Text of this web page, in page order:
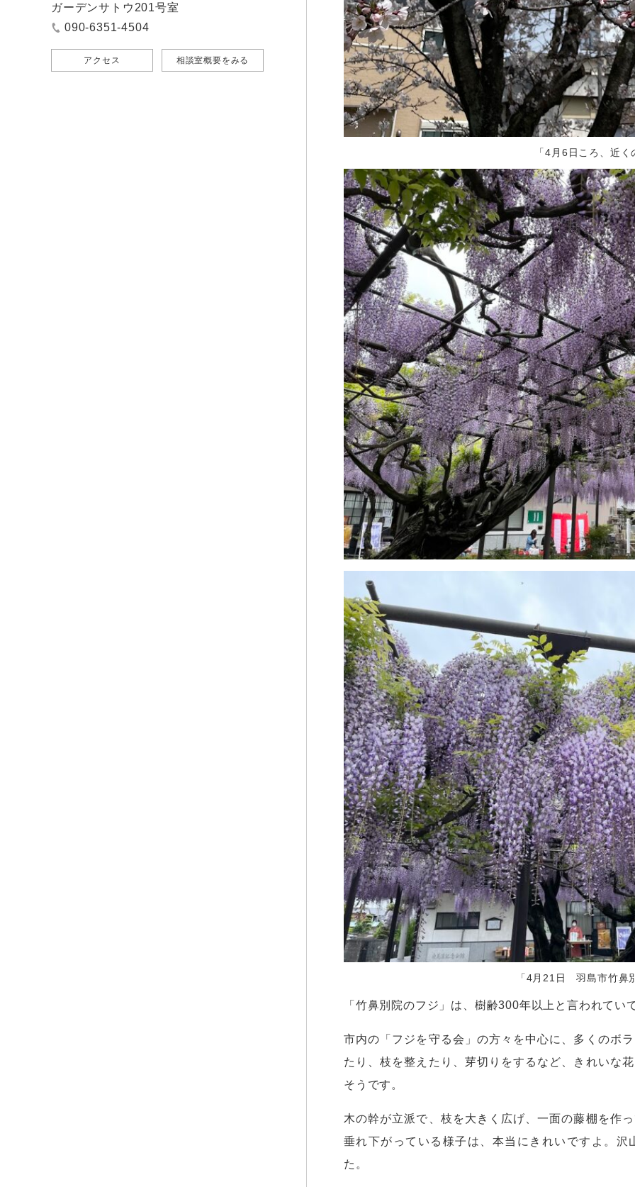
「4月6日ころ、近く
「4月21日 羽島市竹鼻
「竹鼻別院のフジ」は、樹齢300年以上と言われて
市内の「フジを守る会」の方々を中心に、多くのボ
たり、枝を整えたり、芽切りをするなど、きれいな
そうです。
木の幹が立派で、枝を大きく広げ、一面の藤棚を作
垂れ下がっている様子は、本当にきれいですよ。
た。
ガーデンサトウ201号室
090-6351-4504
アクセス 相談室概要をみる